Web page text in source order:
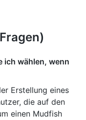
ich wählen, wenn
Erstellung eines
die auf den
einen Mudfish